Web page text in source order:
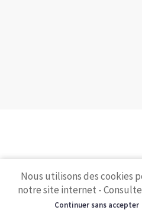
Nous utilisons des cookies
notre site internet -
Continuer sans accepter